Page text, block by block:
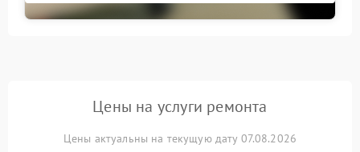
Цены на услуги ремонта
Цены актуальны на текущую дату 07.08.2026